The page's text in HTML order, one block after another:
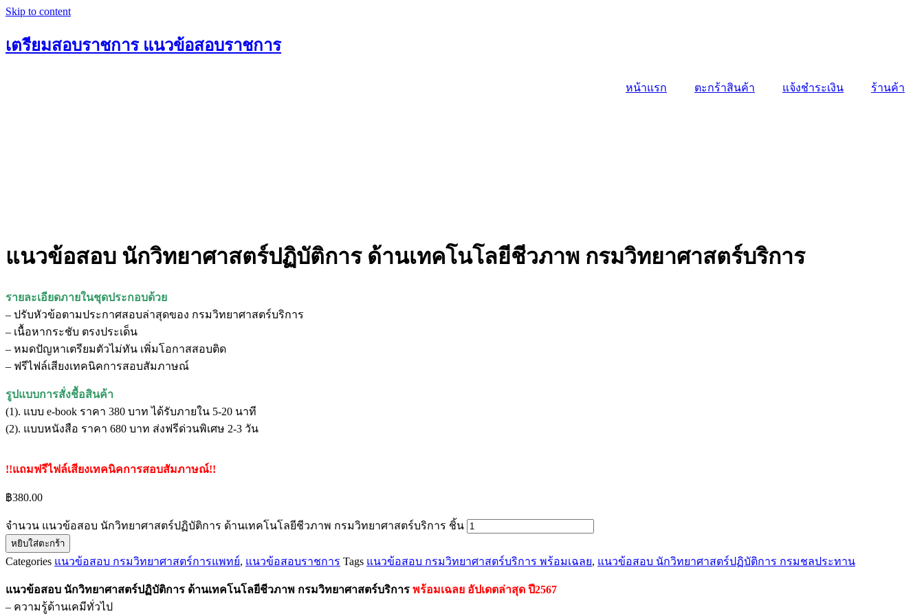
Skip to content
เตรียมสอบราชการ แนวข้อสอบราชการ
หน้าแรก ตะกร้าสินค้า แจ้งชำระเงิน ร้านค้า
แนวข้อสอบ นักวิทยาศาสตร์ปฏิบัติการ ด้านเทคโนโลยีชีวภาพ กรมวิทยาศาสตร์บริการ
รายละเอียดภายในชุดประกอบด้วย
– ปรับหัวข้อตามประกาศสอบล่าสุดของ กรมวิทยาศาสตร์บริการ
– เนื้อหากระชับ ตรงประเด็น
– หมดปัญหาเตรียมตัวไม่ทัน เพิ่มโอกาสสอบติด
– ฟรีไฟล์เสียงเทคนิคการสอบสัมภาษณ์
รูปแบบการสั่งชื้อสินค้า
(1). แบบ e-book ราคา 380 บาท ได้รับภายใน 5-20 นาที
(2). แบบหนังสือ ราคา 680 บาท ส่งฟรีด่วนพิเศษ 2-3 วัน
!!แถมฟรีไฟล์เสียงเทคนิคการสอบสัมภาษณ์!!
฿380.00
จำนวน แนวข้อสอบ นักวิทยาศาสตร์ปฏิบัติการ ด้านเทคโนโลยีชีวภาพ กรมวิทยาศาสตร์บริการ ชิ้น
หยิบใส่ตะกร้า
Categories แนวข้อสอบ กรมวิทยาศาสตร์การแพทย์, แนวข้อสอบราชการ Tags แนวข้อสอบ กรมวิทยาศาสตร์บริการ พร้อมเฉลย, แนวข้อสอบ นักวิทยาศาสตร์ปฏิบัติการ กรมชลประทาน
แนวข้อสอบ นักวิทยาศาสตร์ปฏิบัติการ ด้านเทคโนโลยีชีวภาพ กรมวิทยาศาสตร์บริการ พร้อมเฉลย อัปเดตล่าสุด ปี2567
– ความรู้ด้านเคมีทั่วไป